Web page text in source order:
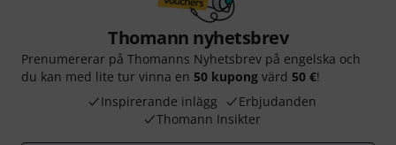
Thomann nyhetsbrev
Prenumererar på Thomanns Nyhetsbrev på engelska och
du kan med lite tur vinna en 50 kupong värd 50 €!
Inspirerande inlägg
Erbjudanden
Thomann Insikter